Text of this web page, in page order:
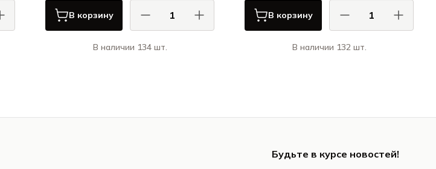
В корзину
В наличии 134 шт.
В корзину
В наличии 132 шт.
Будьте в курсе новостей!